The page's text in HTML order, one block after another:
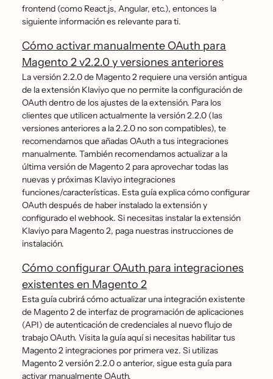
frontend (como React.js, Angular, etc.), entonces la
siguiente información es relevante para ti.
Cómo activar manualmente OAuth para
Magento 2 v2.2.0 y versiones anteriores
La versión 2.2.0 de Magento 2 requiere una versión antigua
de la extensión Klaviyo que no permite la configuración de
OAuth dentro de los ajustes de la extensión. Para los
clientes que utilicen actualmente la versión 2.2.0 (las
versiones anteriores a la 2.2.0 no son compatibles), te
recomendamos que añadas OAuth a tus integraciones
manualmente. También recomendamos actualizar a la
última versión de Magento 2 para aprovechar todas las
nuevas y próximas Klaviyo integraciones
funciones/características. Esta guía explica cómo configurar
OAuth después de haber instalado la extensión y
configurado el webhook. Si necesitas instalar la extensión
Klaviyo para Magento 2, paga nuestras instrucciones de
instalación.
Cómo configurar OAuth para integraciones
existentes en Magento 2
Esta guía cubrirá cómo actualizar una integración existente
de Magento 2 de interfaz de programación de aplicaciones
(API) de autenticación de credenciales al nuevo flujo de
trabajo OAuth. Visita la guía aquí si necesitas habilitar tus
Magento 2 integraciones por primera vez. Si utilizas
Magento 2 versión 2.2.0 o anterior, sigue esta guía para
activar manualmente OAuth.